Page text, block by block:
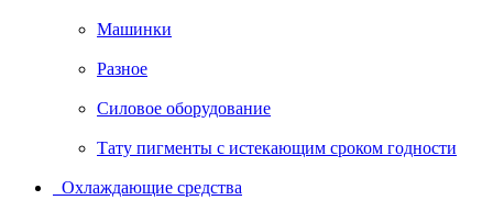
Машинки
Разное
Силовое оборудование
Тату пигменты с истекающим сроком годности
Охлаждающие средства